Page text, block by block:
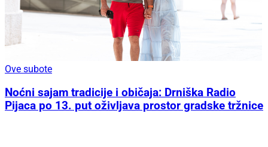
Ove subote
Noćni sajam tradicije i običaja: Drniška Radio
Pijaca po 13. put oživljava prostor gradske tržnice